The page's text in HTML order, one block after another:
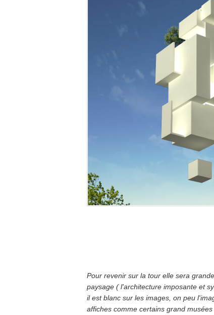
Pour revenir sur la tour elle sera
paysage ( l'architecture imposante et
il est blanc sur les images, on peu
affiches comme certains grand